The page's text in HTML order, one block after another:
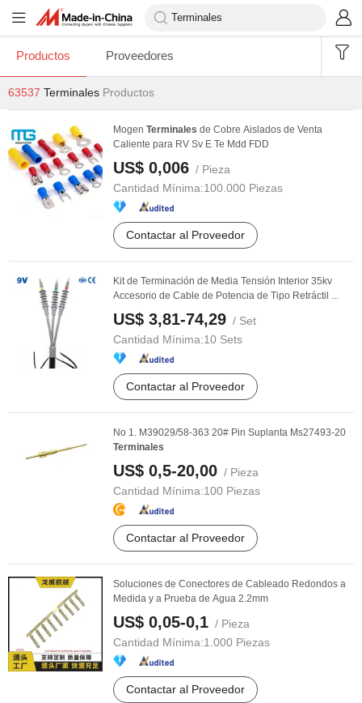
Productos Proveedores
63537 Terminales Productos
Mogen Terminales de Cobre Aislados de Venta
Caliente para RV Sv E Te Mdd FDD
US$ 0,006 / Pieza
Cantidad Mínima:100.000 Piezas
Contactar al Proveedor
Kit de Terminación de Media Tensión Interior 35kv
Accesorio de Cable de Potencia de Tipo Retráctil ...
US$ 3,81-74,29 / Set
Cantidad Mínima:10 Sets
Contactar al Proveedor
No 1. M39029/58-363 20# Pin Suplanta Ms27493-20
Terminales
US$ 0,5-20,00 / Pieza
Cantidad Mínima:100 Piezas
Contactar al Proveedor
Soluciones de Conectores de Cableado Redondos a
Medida y a Prueba de Agua 2.2mm
US$ 0,05-0,1 / Pieza
Cantidad Mínima:1.000 Piezas
Contactar al Proveedor